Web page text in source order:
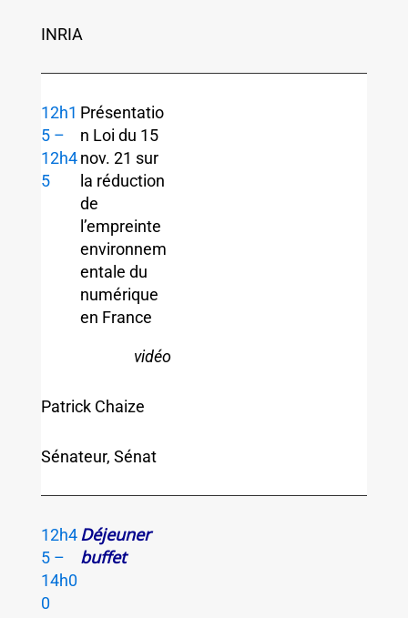
INRIA
12h1
5 –
12h4
5
Présentatio
n Loi du 15
nov. 21 sur
la réduction
de
l’empreinte
environnem
entale du
numérique
en France
vidéo
Patrick Chaize
Sénateur, Sénat
12h4
5 –
14h0
0
Déjeuner
buffet